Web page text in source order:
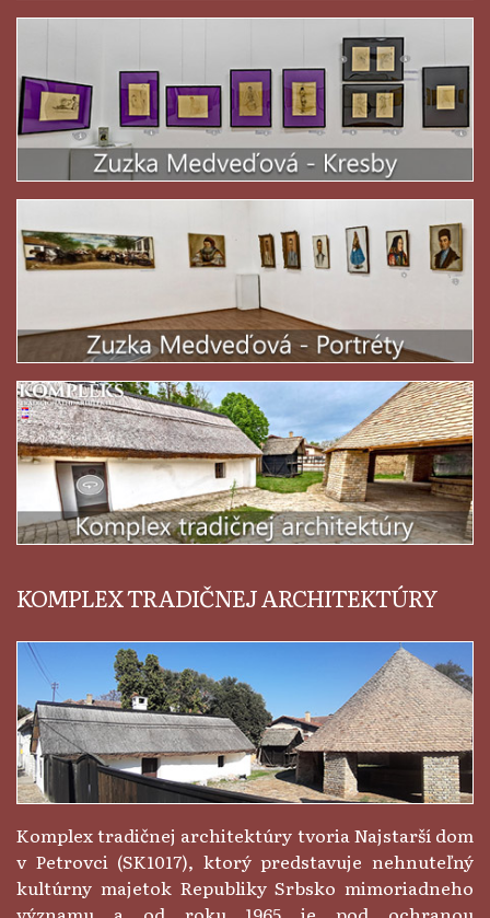
KOMPLEX TRADIČNEJ ARCHITEKTÚRY
Komplex tradičnej architektúry tvoria Najstarší dom
v Petrovci (SK1017), ktorý predstavuje nehnuteľný
kultúrny majetok Republiky Srbsko mimoriadneho